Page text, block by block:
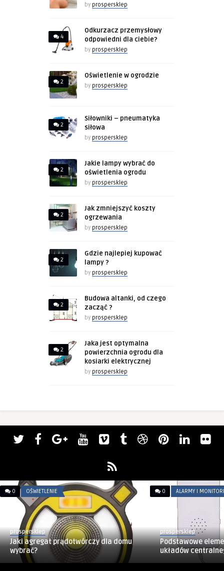
by prospersklep
4
Odkurzacz przemysłowy
odpowiedni dla ciebie?
by prospersklep
2
Oświetlenie w ogrodzie
by prospersklep
2
Siłowniki – pneumatyka
siłowa
by prospersklep
2
Jakie lampy wybrać do
oświetlenia ogrodu
by prospersklep
2
Jak zmniejszyć koszty
ogrzewania
by prospersklep
2
Gdzie najlepiej kupować
lampy ?
by prospersklep
2
Budowa altanki, od czego
zacząć ?
by prospersklep
2
Jaka jest optymalna
powierzchnia ogrodu dla
kosiarki elektrycznej
by prospersklep
0 OŚWIETLENIE
prospersklep
Jaki agregat prądotwórczy dla domu
wybrać?
0 ALARMY I
prospersklep
Podstawowe
układów